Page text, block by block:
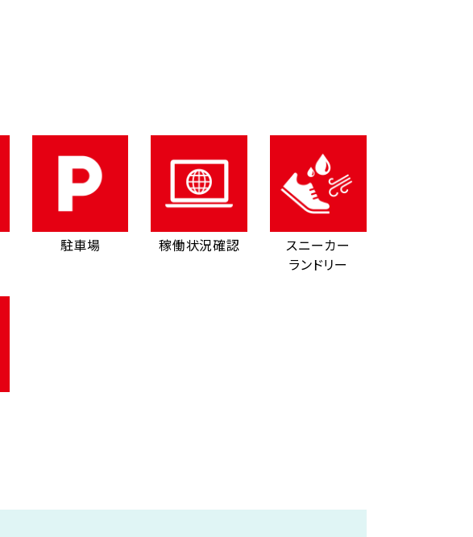
駐車場 稼働状況確認
スニーカー
ランドリー